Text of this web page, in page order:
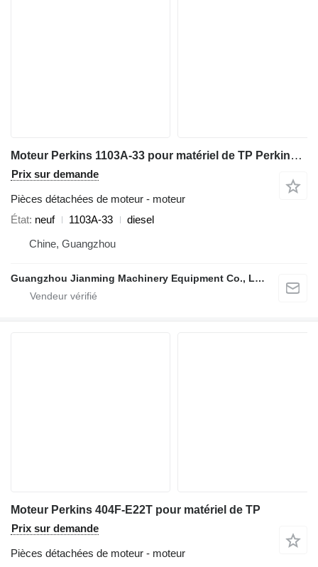
Moteur Perkins 1103A‑33 pour matériel de TP Perkins 1103A‑33
Prix sur demande
Pièces détachées de moteur - moteur
État neuf 1103A‑33
diesel
Chine, Guangzhou
Guangzhou Jianming Machinery Equipment Co., Ltd.
Moteur Perkins 404F‑E22T pour matériel de TP
Prix sur demande
Pièces détachées de moteur - moteur